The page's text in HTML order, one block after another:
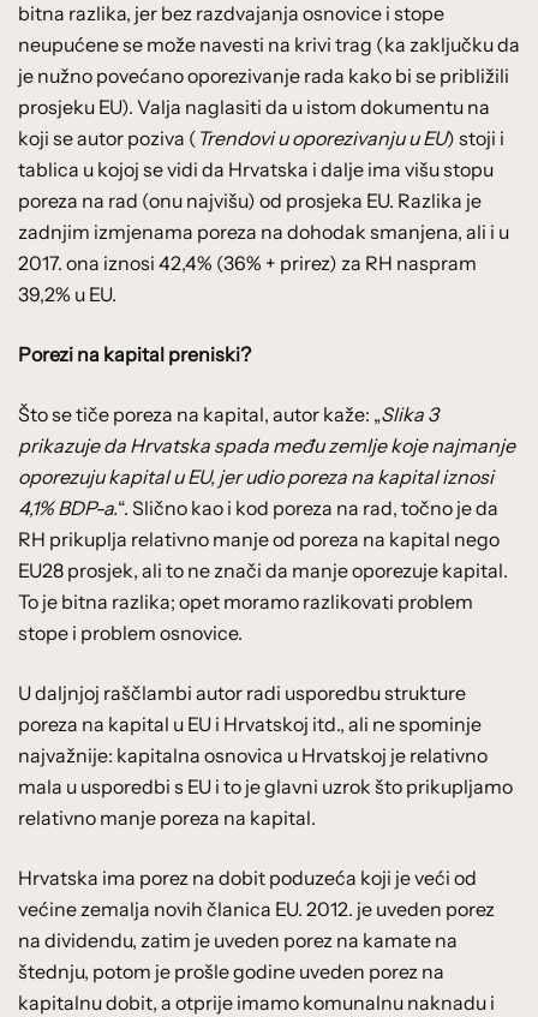
bitna razlika, jer bez razdvajanja osnovice i stope
neupućene se može navesti na krivi trag (ka zaključku da
je nužno povećano oporezivanje rada kako bi se približili
prosjeku EU). Valja naglasiti da u istom dokumentu na
koji se autor poziva ( Trendovi u oporezivanju u EU) stoji i
tablica u kojoj se vidi da Hrvatska i dalje ima višu stopu
poreza na rad (onu najvišu) od prosjeka EU. Razlika je
zadnjim izmjenama poreza na dohodak smanjena, ali i u
2017. ona iznosi 42,4% (36% + prirez) za RH naspram
39,2% u EU.
Porezi na kapital preniski?
Što se tiče poreza na kapital, autor kaže: „Slika 3
prikazuje da Hrvatska spada među zemlje koje najmanje
oporezuju kapital u EU, jer udio poreza na kapital iznosi
4,1% BDP-a.“. Slično kao i kod poreza na rad, točno je da
RH prikuplja relativno manje od poreza na kapital nego
EU28 prosjek, ali to ne znači da manje oporezuje kapital.
To je bitna razlika; opet moramo razlikovati problem
stope i problem osnovice.
U daljnjoj raščlambi autor radi usporedbu strukture
poreza na kapital u EU i Hrvatskoj itd., ali ne spominje
najvažnije: kapitalna osnovica u Hrvatskoj je relativno
mala u usporedbi s EU i to je glavni uzrok što prikupljamo
relativno manje poreza na kapital.
Hrvatska ima porez na dobit poduzeća koji je veći od
većine zemalja novih članica EU. 2012. je uveden porez
na dividendu, zatim je uveden porez na kamate na
štednju, potom je prošle godine uveden porez na
kapitalnu dobit, a otprije imamo komunalnu naknadu i